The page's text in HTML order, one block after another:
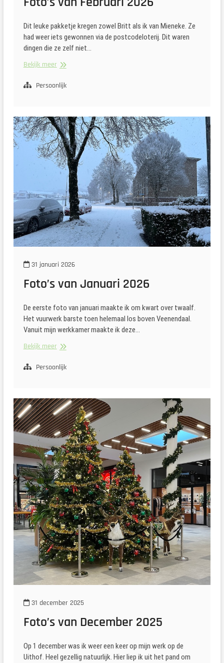
Dit leuke pakketje kregen zowel Britt als ik van Mieneke. Ze
had weer iets gewonnen via de postcodeloterij. Dit waren
dingen die ze zelf niet…
Bekijk meerFoto’s
Februari
Persoonlijk
31 januari 2026
Foto’s van Januari 2026
De eerste foto van januari maakte ik om kwart over twaalf.
Het vuurwerk barste toen helemaal los boven Veenendaal.
Vanuit mijn werkkamer maakte ik deze…
Bekijk meerFoto’s
Januari
Persoonlijk
31 december 2025
Foto’s van December 2025
Op 1 december was ik weer een keer op mijn werk op de
Uithof. Heel gezellig natuurlijk. Hier liep ik uit het pand om